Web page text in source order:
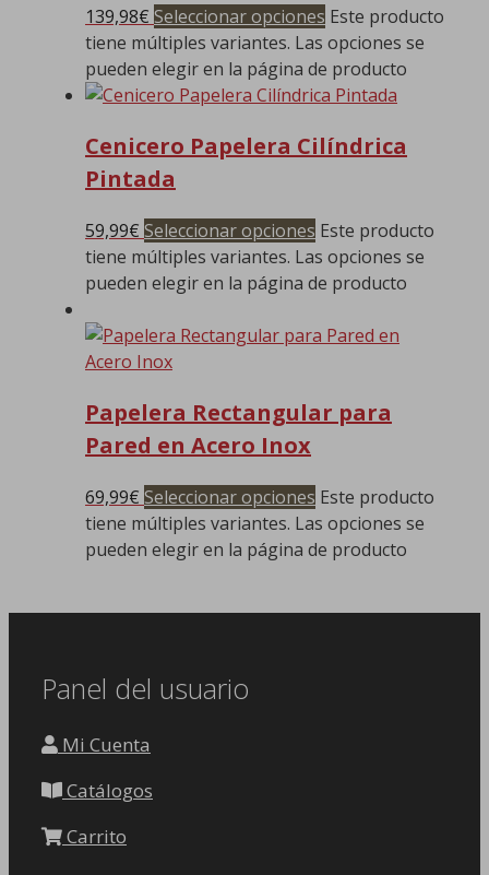
139,98€ Seleccionar opciones Este producto
tiene múltiples variantes. Las opciones se
pueden elegir en la página de producto
Cenicero Papelera Cilíndrica
Pintada
59,99€ Seleccionar opciones Este producto
tiene múltiples variantes. Las opciones se
pueden elegir en la página de producto
Papelera Rectangular para
Pared en Acero Inox
69,99€ Seleccionar opciones Este producto
tiene múltiples variantes. Las opciones se
pueden elegir en la página de producto
Panel del usuario
Mi Cuenta
Catálogos
Carrito